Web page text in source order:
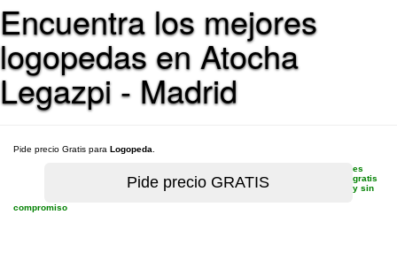
Encuentra los mejores
logopedas en Atocha
Legazpi - Madrid
Pide precio Gratis para Logopeda
es
gratis
y sin
compromiso